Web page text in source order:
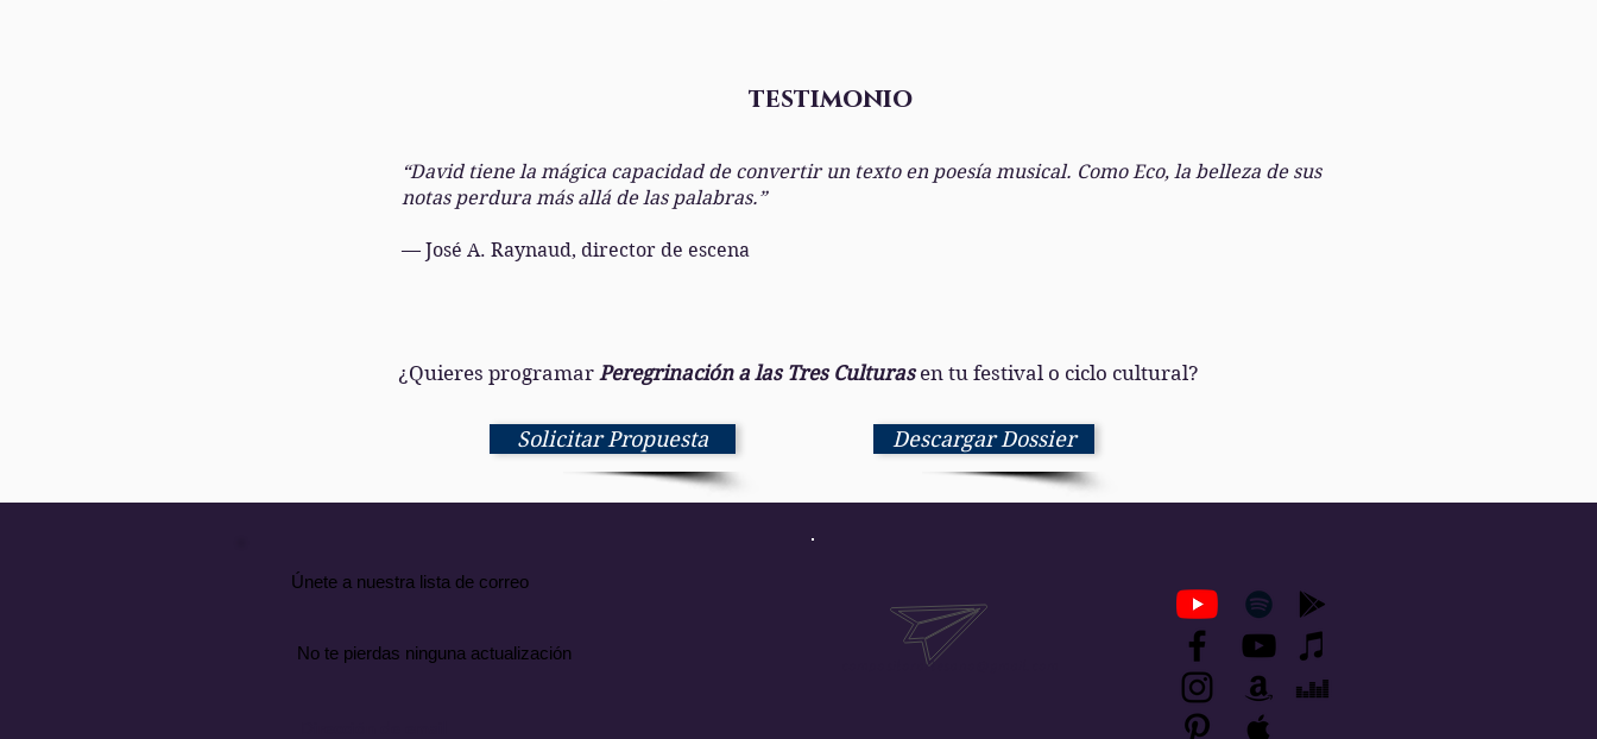
testimonio
“David tiene la mágica capacidad de convertir un texto en poesía musical. Como Eco, la belleza de sus
notas perdura más allá de las palabras.”
— José A. Raynaud, director de escena
¿Quieres programar Peregrinación a las Tres Culturasen tu festival o ciclo cultural?
Solicitar Propuesta Descargar Dossier
Únete a nuestra lista de correo
No te pierdas ninguna actualización
compositorartesano@gmail.com